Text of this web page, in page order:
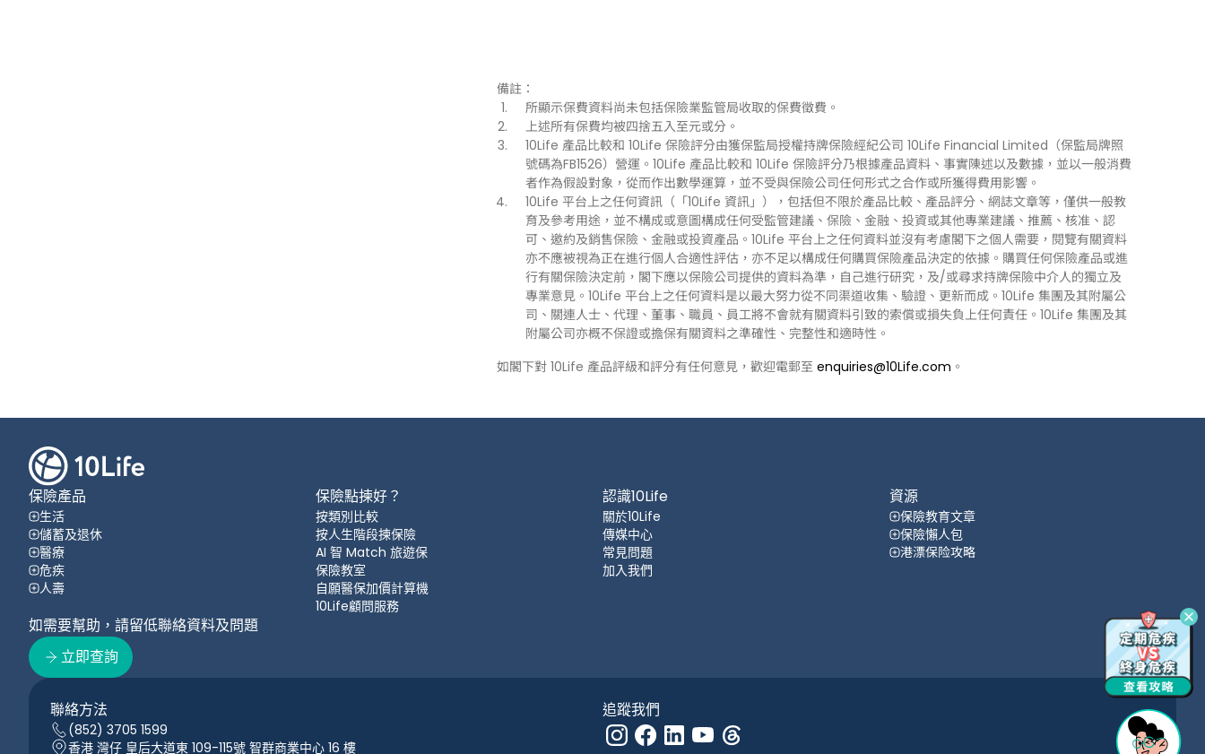
備註：
所顯示保費資料尚未包括保險業監管局收取的保費徵費。
上述所有保費均被四捨五入至元或分。
10Life 產品比較和 10Life 保險評分由獲保監局授權持牌保險經紀公司 10Life Financial Limited（保監局牌照
號碼為FB1526）營運。10Life 產品比較和 10Life 保險評分乃根據產品資料、事實陳述以及數據，並以一般消費
者作為假設對象，從而作出數學運算，並不受與保險公司任何形式之合作或所獲得費用影響。
10Life 平台上之任何資訊（「10Life 資訊」），包括但不限於產品比較、產品評分、網誌文章等，僅供一般教
育及參考用途，並不構成或意圖構成任何受監管建議、保險、金融、投資或其他專業建議、推薦、核准、認
可、邀約及銷售保險、金融或投資產品。10Life 平台上之任何資料並沒有考慮閣下之個人需要，閱覽有關資料
亦不應被視為正在進行個人合適性評估，亦不足以構成任何購買保險產品決定的依據。購買任何保險產品或進
行有關保險決定前，閣下應以保險公司提供的資料為準，自己進行研究，及/或尋求持牌保險中介人的獨立及
專業意見。10Life 平台上之任何資料是以最大努力從不同渠道收集、驗證、更新而成。10Life 集團及其附屬公
司、關連人士、代理、董事、職員、員工將不會就有關資料引致的索償或損失負上任何責任。10Life 集團及其
附屬公司亦概不保證或擔保有關資料之準確性、完整性和適時性。
如閣下對 10Life 產品評級和評分有任何意見，歡迎電郵至 enquiries@10Life.com 。
保險產品
生活
儲蓄及退休
醫療
危疾
人壽
保險點揀好？
按類別比較
按人生階段揀保險
AI 智 Match 旅遊保
保險教室
自願醫保加價計算機
10Life顧問服務
認識10Life
關於10Life
傳媒中心
常見問題
加入我們
資源
保險教育文章
保險懶人包
港漂保险攻略
如需要幫助，請留低聯絡資料及問題
立即查詢
聯絡方法
(852) 3705 1599
香港 灣仔 皇后大道東 109-115號 智群商業中心 16 樓
追蹤我們